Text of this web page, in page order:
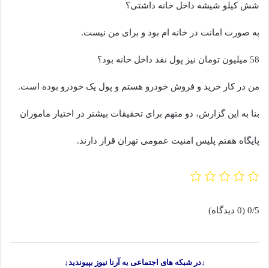
شش کیلو شیشه داخل خانه داشتی؟
به صورت امانت در خانه ام بود و برای من نیست.
58 میلیون تومان نیز پول نقد داخل خانه بود؟
من در کار خرید و فروش خودرو هستم و پول یک خودرو بوده است.
بنا به این گزارش، دو متهم برای تحقیقات بیشتر در اختیار ماموران
پایگاه هفتم پلیس امنیت عمومی تهران قرار دارند.
0/5 (0 دیدگاه)
↓در شبکه های اجتماعی به آرنا نیوز بپیوندید↓